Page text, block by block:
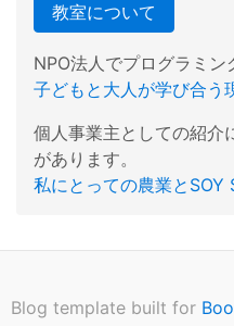
教室について
NPO法人でプログラミン
子どもと大人が学び合
個人事業主としての紹介
があります。
私にとっての農業とSOY
Blog template built for